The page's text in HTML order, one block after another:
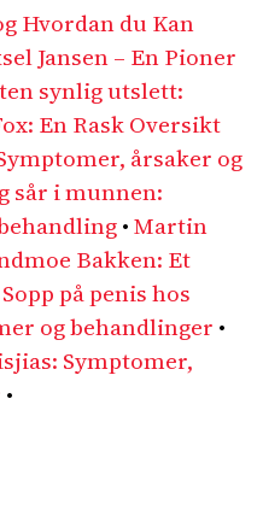
Hvordan du Kan
Jansen – En Pioner
synlig utslett:
En Rask Oversikt
årsaker og
sår i munnen:
•Martin
Bakken: Et
Sopp på penis hos
og behandlinger •
Symptomer,
•